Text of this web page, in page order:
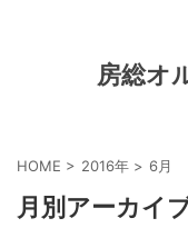
房総オ
HOME > 2016年 > 6月
月別アーカイ